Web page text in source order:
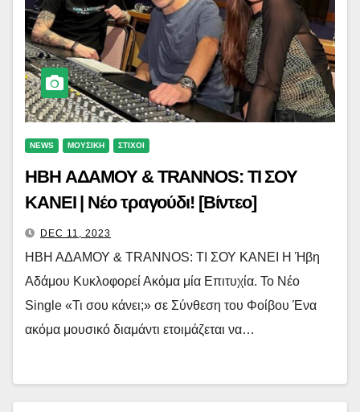
NEWS ΜΟΥΣΙΚΗ ΣΤΙΧΟΙ
ΗΒΗ ΑΔΑΜΟΥ & TRANNOS: ΤΙ ΣΟΥ
ΚΑΝΕΙ | Νέο τραγούδι! [Βίντεο]
DEC 11, 2023
ΗΒΗ ΑΔΑΜΟΥ & TRANNOS: ΤΙ ΣΟΥ ΚΑΝΕΙ Η Ήβη
Αδάμου Κυκλοφορεί Ακόμα μία Επιτυχία. Το Νέο
Single «Τι σου κάνει;» σε Σύνθεση του Φοίβου Ένα
ακόμα μουσικό διαμάντι ετοιμάζεται να…